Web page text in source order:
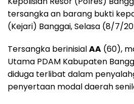
tersangka an barang bukti
(Kejari) Banggai, Selasa (8/7/
Tersangka berinisialAA (60),
Utama PDAM Kabupaten
diduga terlibat dalam
penyertaan modal daerah